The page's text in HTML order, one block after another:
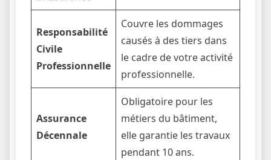
Responsabilité
Civile
Professionnelle
Couvre les dommages
causés à des tiers dans
le cadre de votre activité
professionnelle.
Assurance
Décennale
Obligatoire pour les
métiers du bâtiment,
elle garantie les travaux
pendant 10 ans.